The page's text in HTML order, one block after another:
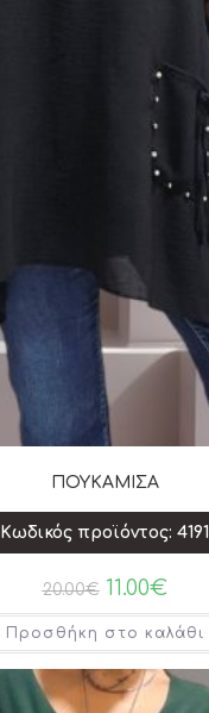
ΠΟΥΚΑΜΙΣΑ
Κωδικός προϊόντος: 4191
20.00€ 11.00€
Προσθήκη στο καλάθι